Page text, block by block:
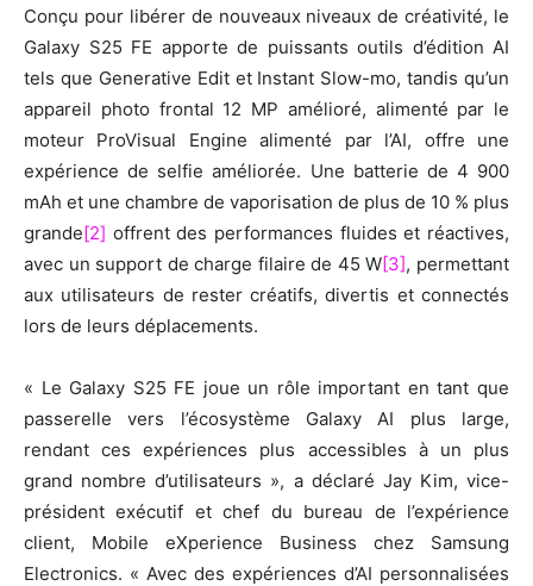
Conçu pour libérer de nouveaux niveaux de créativité, le
Galaxy S25 FE apporte de puissants outils d’édition AI
tels que Generative Edit et Instant Slow-mo, tandis qu’un
appareil photo frontal 12 MP amélioré, alimenté par le
moteur ProVisual Engine alimenté par l’AI, offre une
expérience de selfie améliorée. Une batterie de 4 900
mAh et une chambre de vaporisation de plus de 10 % plus
grande[2] offrent des performances fluides et réactives,
avec un support de charge filaire de 45 W[3], permettant
aux utilisateurs de rester créatifs, divertis et connectés
lors de leurs déplacements.
« Le Galaxy S25 FE joue un rôle important en tant que
passerelle vers l’écosystème Galaxy AI plus large,
rendant ces expériences plus accessibles à un plus
grand nombre d’utilisateurs », a déclaré Jay Kim, vice-
président exécutif et chef du bureau de l’expérience
client, Mobile eXperience Business chez Samsung
Electronics. « Avec des expériences d’AI personnalisées